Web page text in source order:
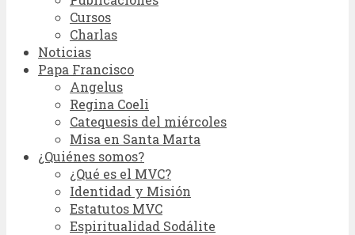
Cursos
Charlas
Noticias
Papa Francisco
Angelus
Regina Coeli
Catequesis del miércoles
Misa en Santa Marta
¿Quiénes somos?
¿Qué es el MVC?
Identidad y Misión
Estatutos MVC
Espiritualidad Sodálite